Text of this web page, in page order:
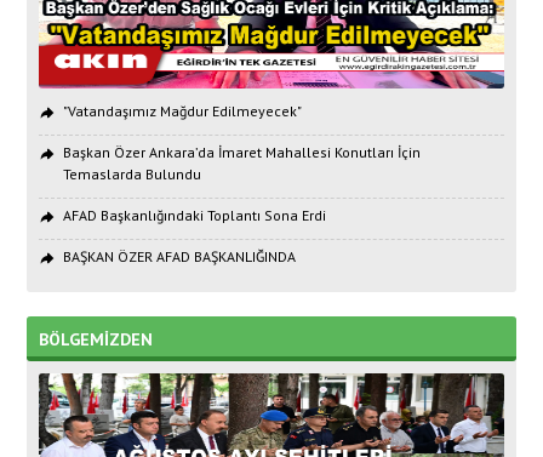
"Vatandaşımız Mağdur Edilmeyecek"
Başkan Özer Ankara’da İmaret Mahallesi Konutları İçin
Temaslarda Bulundu
AFAD Başkanlığındaki Toplantı Sona Erdi
BAŞKAN ÖZER AFAD BAŞKANLIĞINDA
BÖLGEMİZDEN